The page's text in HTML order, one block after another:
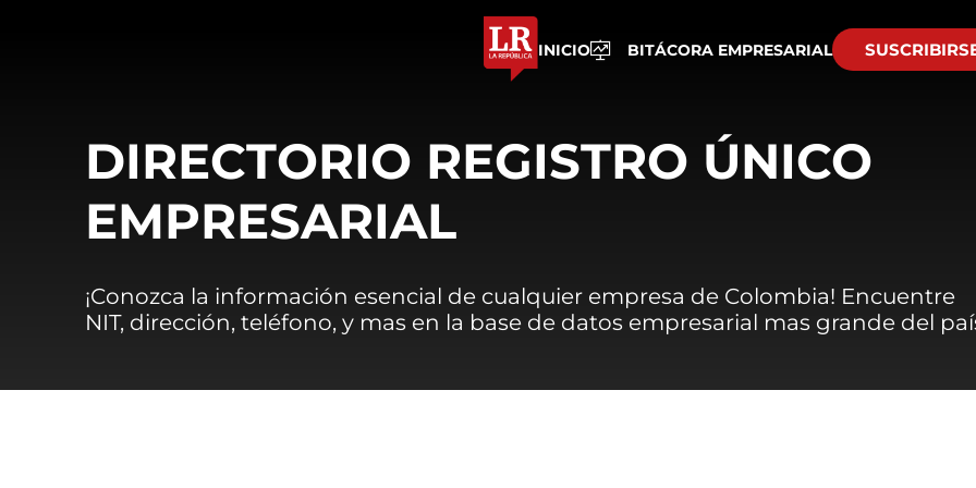
INICIO BITÁCORA EMPRESARIAL
DIRECTORIO REGISTRO ÚNICO
EMPRESARIAL
¡Conozca la información esencial de cualquier empresa de Colombia! Encuentre
NIT, dirección, teléfono, y mas en la base de datos empresarial mas grande del